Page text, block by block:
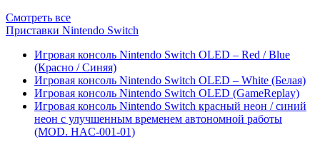
Смотреть все
Приставки Nintendo Switch
Игровая консоль Nintendo Switch OLED – Red / Blue
(Красно / Синяя)
Игровая консоль Nintendo Switch OLED – White (Белая)
Игровая консоль Nintendo Switch OLED (GameReplay)
Игровая консоль Nintendo Switch красный неон / синий
неон с улучшенным временем автономной работы
(MOD. HAC-001-01)